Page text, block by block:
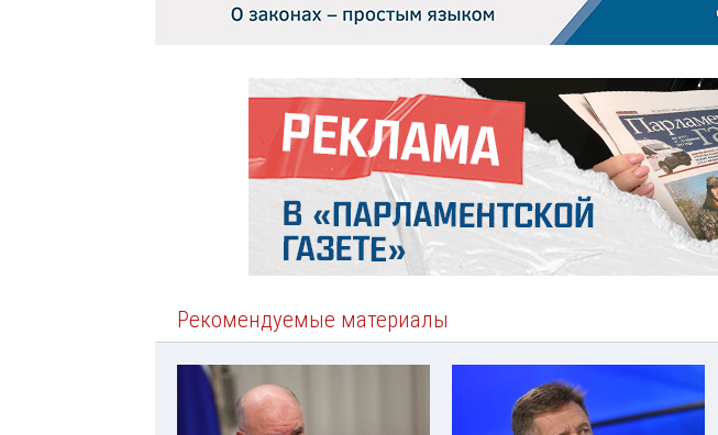
Рекомендуемые материалы